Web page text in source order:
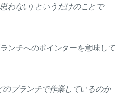
わない) というだけのことで
ンチへのポインターを意味して
のブランチで作業しているのか